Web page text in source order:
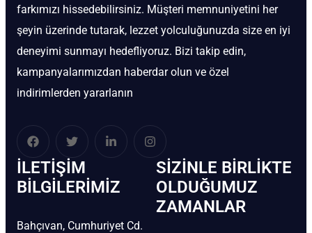
farkımızı hissedebilirsiniz. Müşteri memnuniyetini her
şeyin üzerinde tutarak, lezzet yolculuğunuzda size en iyi
deneyimi sunmayı hedefliyoruz. Bizi takip edin,
kampanyalarımızdan haberdar olun ve özel
indirimlerden yararlanın
İLETIŞIM
BİLGILERIMIZ
Bahçıvan, Cumhuriyet Cd.
SIZINLE BIRLIKTE
OLDUĞUMUZ
ZAMANLAR